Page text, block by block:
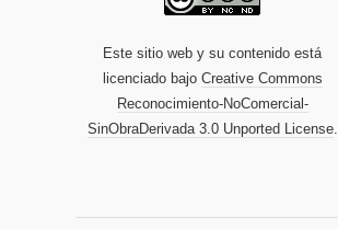
Este sitio web y su contenido está
licenciado bajo Creative Commons
Reconocimiento-NoComercial-
SinObraDerivada 3.0 Unported License.